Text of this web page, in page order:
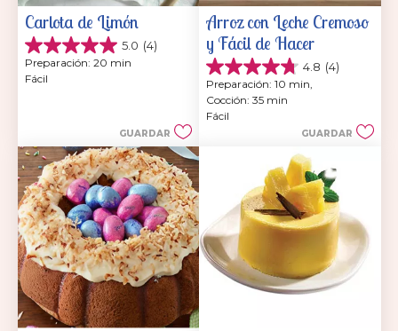
Carlota de Limón
5.0 (4)
5.0
de
5
Preparación: 20 min
Fácil
GUARDAR
Arroz con Leche Cremoso
y Fácil de Hacer
4.8 (4)
4.8
de
5
estrellas.
Preparación: 10 min,
Cocción: 35 min
Fácil
GUARDAR